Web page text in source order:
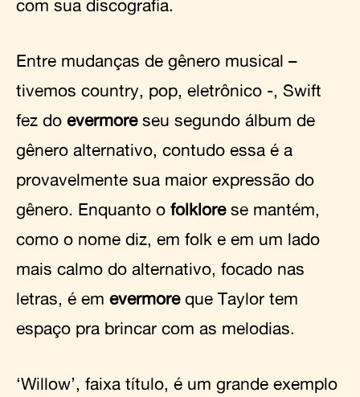
com sua discografia.
Entre mudanças de gênero musical –
tivemos country, pop, eletrônico -, Swift
fez do evermoreseu segundo álbum de
gênero alternativo, contudo essa é a
provavelmente sua maior expressão do
gênero. Enquanto o folklorese mantém,
como o nome diz, em folk e em um lado
mais calmo do alternativo, focado nas
letras, é em evermoreque Taylor tem
espaço pra brincar com as melodias.
‘Willow’, faixa título, é um grande exemplo